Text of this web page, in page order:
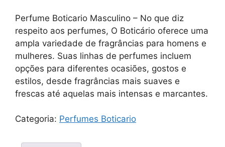
Perfume Boticario Masculino – No que diz
respeito aos perfumes, O Boticário oferece uma
ampla variedade de fragrâncias para homens e
mulheres. Suas linhas de perfumes incluem
opções para diferentes ocasiões, gostos e
estilos, desde fragrâncias mais suaves e
frescas até aquelas mais intensas e marcantes.
Categoria: Perfumes Boticario